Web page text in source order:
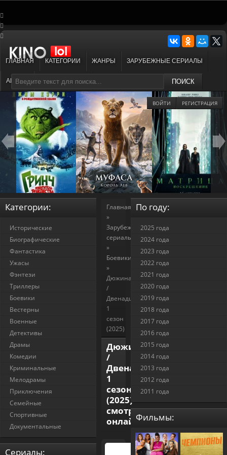
ПОИСК
ВОЙТИ РЕГИСТРАЦИЯ
ГЛАВНАЯ КАТЕГОРИИ ЖАНРЫ ЗАРУБЕЖНЫЕ СЕРИАЛЫ
АНИМЕ МУЛЬТФИЛЬМЫ
Главная
»
Зарубежные
сериалы
»
Боевики
»
Дюжина
/
Двенадцать
1
сезон
(2025)
Дюжина
/
Двенадцать
1
сезон
(2025)
смотреть
онлайн
Категории:
Исторические
Биографические
Фантастика
Ужасы
Фэнтези
Триллеры
Боевики
Вестерны
Военные
Детективы
Драмы
Комедии
Криминальные
Мелодрамы
Приключения
Семейные
Спортивные
Документальные
Cериалы:
По году:
2025 года
2024 года
2023 года
2022 года
2021 года
2020 года
2019 года
2018 года
2017 года
2016 года
2015 года
2014 года
2013 года
2012 года
2011 года
Фильмы: